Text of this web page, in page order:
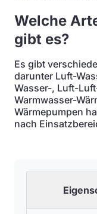
Welche
gibt es?
Es gibt
darunter Luft-
Wasser-, Luft-
Warmwasser-
Wärmepumpen
nach